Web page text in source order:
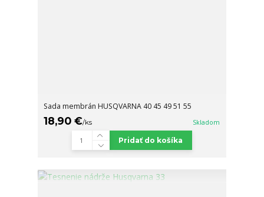
Sada membrán HUSQVARNA 40 45 49 51 55
18,90 €/ks Skladom
Pridať do košíka